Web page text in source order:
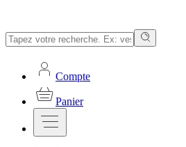
Compte
Panier